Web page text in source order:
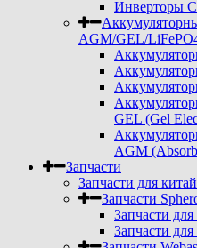
Инверторы
AGM/GEL/
GEL (Gel
AGM
Запчасти
Запчасти для
Запчасти
Запчасти
Запчасти